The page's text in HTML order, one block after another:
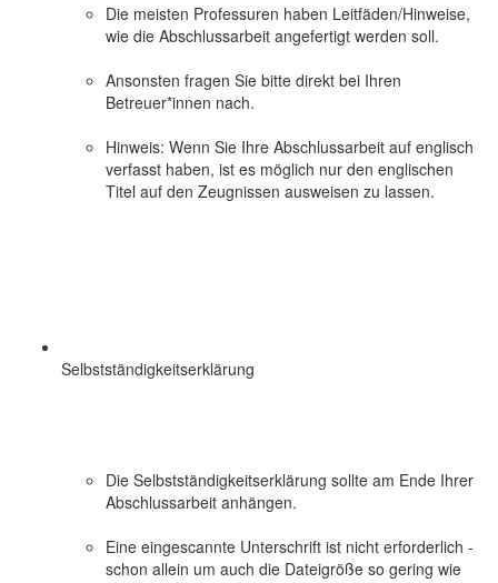
Die meisten Professuren haben Leitfäden/Hinweise,
wie die Abschlussarbeit angefertigt werden soll.
Ansonsten fragen Sie bitte direkt bei Ihren
Betreuer*innen nach.
Hinweis: Wenn Sie Ihre Abschlussarbeit auf englisch
verfasst haben, ist es möglich nur den englischen
Titel auf den Zeugnissen ausweisen zu lassen.
Selbstständigkeitserklärung
Die Selbstständigkeitserklärung sollte am Ende Ihrer
Abschlussarbeit anhängen.
Eine eingescannte Unterschrift ist nicht erforderlich -
schon allein um auch die Dateigröße so gering wie